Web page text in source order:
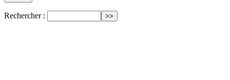
Rechercher :